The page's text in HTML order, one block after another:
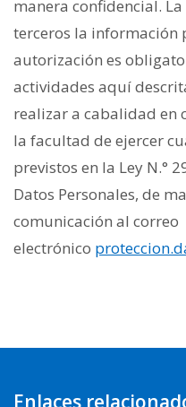
manera confidencial. La
terceros la información
autorización es
actividades aquí
realizar a cabalidad en
la facultad de ejercer
previstos en la Ley N.°
Datos Personales, de
comunicación al correo
electrónico
Enlaces